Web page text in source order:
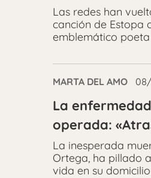
Las redes han
canción de Estopa
emblemático poeta
MARTA DEL AMO
La
operada:
La inesperada
Ortega, ha pillado
vida en su